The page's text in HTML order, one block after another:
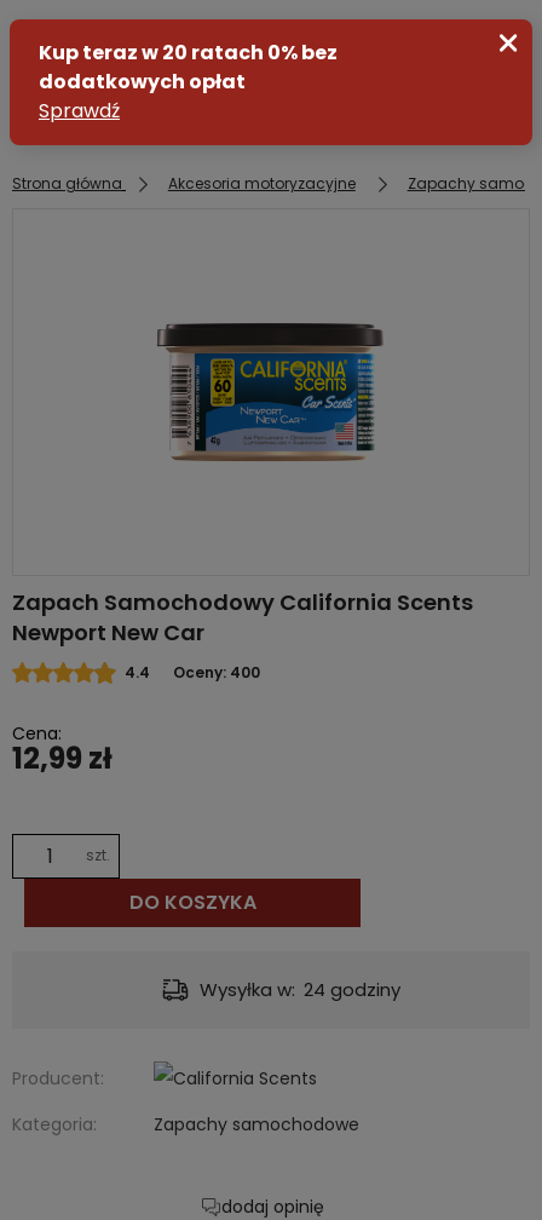
Strona główna Akcesoria motoryzacyjne Zapachy
Zapach Samochodowy California Scents
Newport New Car
4.4 Oceny: 400
Cena:
12,99 zł
szt.
DO KOSZYKA
Wysyłka w: 24 godziny
Producent:
Kategoria:
Zapachy samochodowe
dodaj opinię